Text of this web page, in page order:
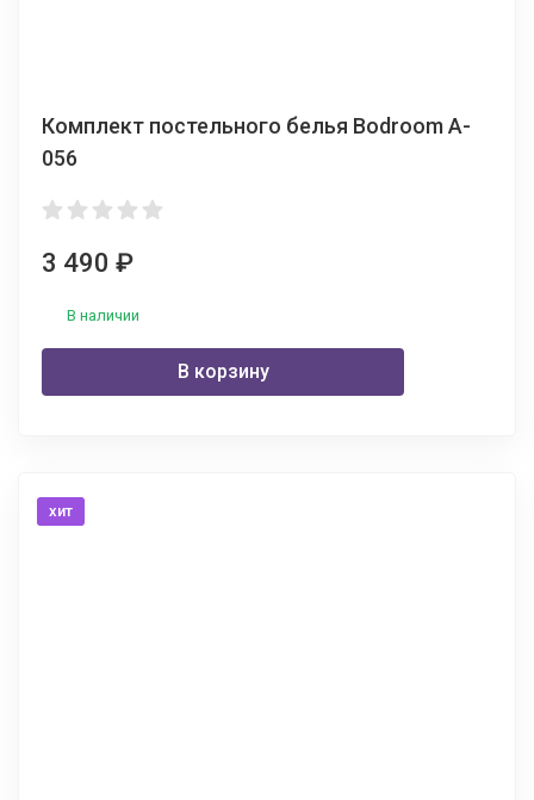
Комплект постельного белья Bodroom A-
056
3 490 ₽
В наличии
В корзину
хит